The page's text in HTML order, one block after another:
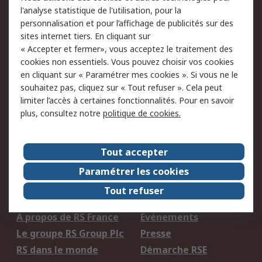
Maintenance
Mentions Légales
Conditions d'utilisation
du site
Politique de cookies
Politique de protection
des données - Mise à
jour
Sécurité des E-mails
de vente
corruption
Campagnes marketing
A propos de RS
A propos de RS France
Evénements
Le groupe RS Group Plc
Presse
RS dans le monde
Démarche RSE
l'analyse statistique de l'utilisation, pour la
personnalisation et pour l’affichage de publicités sur des
sites internet tiers. En cliquant sur
« Accepter et fermer», vous acceptez le traitement des
cookies non essentiels. Vous pouvez choisir vos cookies
en cliquant sur « Paramétrer mes cookies ». Si vous ne le
souhaitez pas, cliquez sur « Tout refuser ». Cela peut
limiter l’accès à certaines fonctionnalités. Pour en savoir
plus, consultez notre politique de cookies.
Tout accepter
Paramétrer les cookies
Tout refuser